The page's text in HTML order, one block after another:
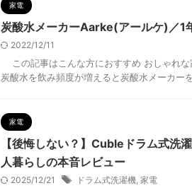
家電
炭酸水メーカーAarke(アールケ)／1
2022/12/11
この記事はこんな方におすすめ おしゃれ
炭酸水を飲み頻度が増えると炭酸水メーカー
家電
【後悔しない？】Cubleドラム式洗
人暮らしの本音レビュー
2025/12/21 ドラム式洗濯機, 家電